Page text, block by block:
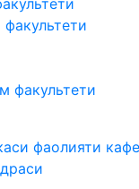
факультети
фаолияти